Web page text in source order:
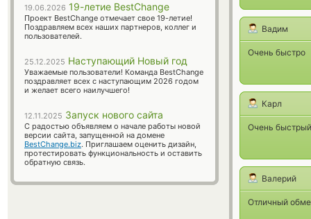
Вадим
Очень быстро
Карл
Очень
Валерий
Отличный
19.06.2026 19-летие BestChange
Проект BestChange отмечает свое 19-летие!
Поздравляем всех наших партнеров, коллег и
пользователей.
25.12.2025 Наступающий Новый год
Уважаемые пользователи! Команда BestChange
поздравляет всех с наступающим 2026 годом
и желает всего наилучшего!
12.11.2025 Запуск нового сайта
С радостью объявляем о начале работы новой
версии сайта, запущенной на домене
BestChange.biz. Приглашаем оценить дизайн,
протестировать функциональность и оставить
обратную связь.